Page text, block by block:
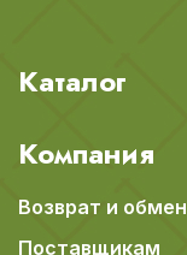
Каталог
Компания
Возврат и обмен
Поставщикам